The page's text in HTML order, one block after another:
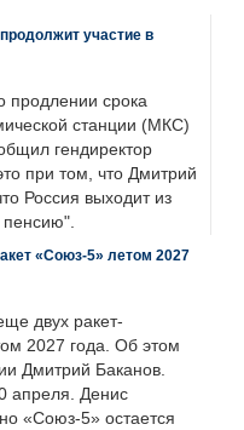
участие в
продлении срока
станции (МКС)
гендиректор
при том, что Дмитрий
Россия выходит из
пенсию".
«Союз-5» летом 2027
двух ракет-
2027 года. Об этом
Дмитрий Баканов.
апреля. Денис
«Союз-5» остается